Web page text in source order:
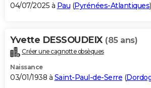
S'inscrire
Se connecter
Lycées
Collèges
Primaires
Universités
Entreprises
Service militaire
Avis de recherche
AVIS DE DÉCÈS
Bricolage
Lifestyle
Culture
Sport
Auto
Television
Voyage
Cinema
04/07/2025 à Pau (Pyrénées-Atlantiques)
Yvette DESSOUDEIX (85 ans)
Créer une cagnotte obsèques
Naissance
03/01/1938 à Saint-Paul-de-Serre (